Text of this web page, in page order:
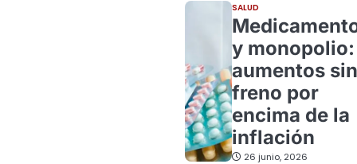
SALUD
y monopolio:
aumentos sin
freno por
encima de la
inflación
26 junio, 2026